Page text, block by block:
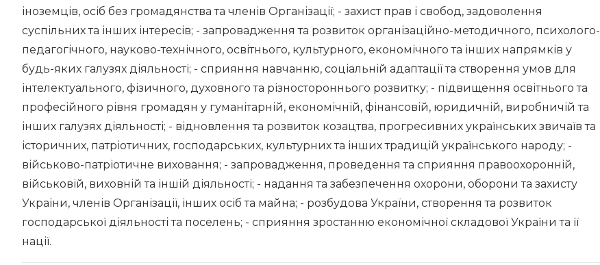
іноземців, осіб без громадянства та членів Організації; - захист прав і свобод, задоволення
суспільних та інших інтересів; - запровадження та розвиток організаційно-методичного, психолого-
педагогічного, науково-технічного, освітнього, культурного, економічного та інших напрямків у
будь-яких галузях діяльності; - сприяння навчанню, соціальній адаптації та створення умов для
інтелектуального, фізичного, духовного та різностороннього розвитку; - підвищення освітнього та
професійного рівня громадян у гуманітарній, економічній, фінансовій, юридичній, виробничій та
інших галузях діяльності; - відновлення та розвиток козацтва, прогресивних українських звичаїв та
історичних, патріотичних, господарських, культурних та інших традицій українського народу; -
військово-патріотичне виховання; - запровадження, проведення та сприяння правоохоронній,
військовій, виховній та іншій діяльності; - надання та забезпечення охорони, оборони та захисту
України, членів Організації, інших осіб та майна; - розбудова України, створення та розвиток
господарської діяльності та поселень; - сприяння зростанню економічної складової України та її
нації.